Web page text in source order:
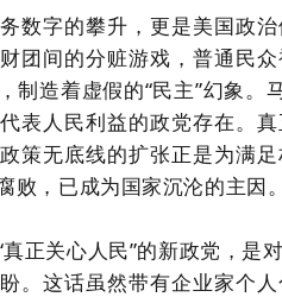
数字的攀升，更是美国政
团间的分赃游戏，普通民
制造着虚假的“民主”幻象。
表人民利益的政党存在。
策无底线的扩张正是为满
败，已成为国家沉沦的主因。
正关心人民”的新政党，是
。这话虽然带有企业家个